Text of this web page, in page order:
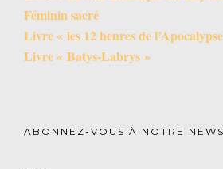
Féminin sacré
Livre « les 12 heures de
Livre « Batys-Labrys »
ABONNEZ-VOUS À NOTRE